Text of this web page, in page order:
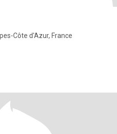
Côte d'Azur, France